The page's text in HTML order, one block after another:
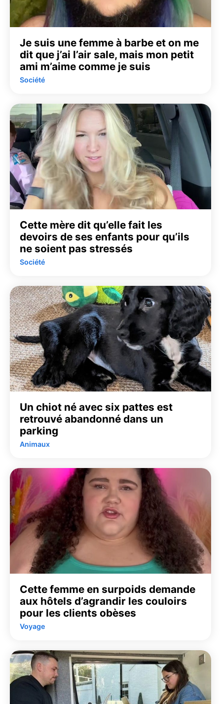
Je suis une femme à barbe et on me
dit que j’ai l’air sale, mais mon petit
ami m’aime comme je suis
Société
Cette mère dit qu’elle fait les
devoirs de ses enfants pour qu’ils
ne soient pas stressés
Société
Un chiot né avec six pattes est
retrouvé abandonné dans un
parking
Animaux
Cette femme en surpoids demande
aux hôtels d’agrandir les couloirs
pour les clients obèses
Voyage